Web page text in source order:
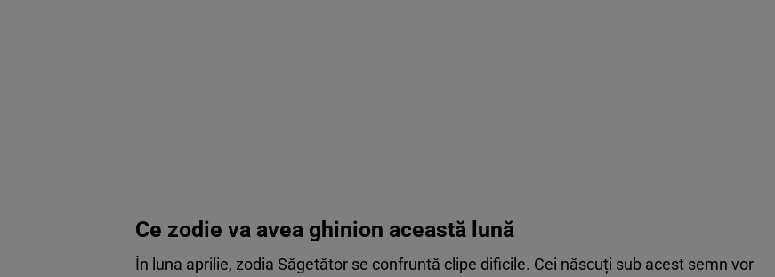
Ce zodie va avea ghinion această lună
În luna aprilie, zodia Săgetător se confruntă clipe dificile. Cei născuți sub acest semn vor